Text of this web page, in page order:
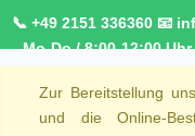
📞 +49 2151 336360 📧
Mo-Do / 8:00-12:00
NRW 🚛
Zur Bereitstellung
und die Online-